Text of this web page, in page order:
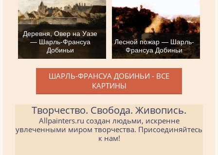
Деревня, Овер на Уазе
— Шарль-Франсуа
Добиньи
Лесной пожар — Шарль-
Франсуа Добиньи
ШАРЛЬ-ФРАНСУА ДОБИНЬИ - ВСЕ
КАРТИНЫ
Творчество. Свобода. Живопись.
Allpainters.ru создан людьми, искренне
увлеченными миром творчества. Присоединяйтесь
к нам!